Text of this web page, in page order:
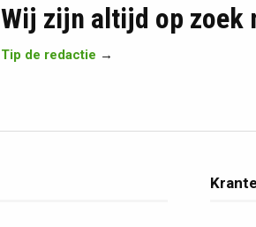
Wij zijn altijd op zoek
Tip de redactie →